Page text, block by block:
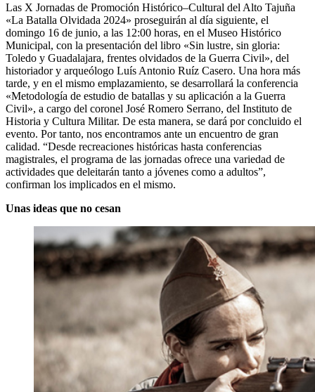
Las X Jornadas de Promoción Histórico–Cultural del Alto Tajuña
«La Batalla Olvidada 2024» proseguirán al día siguiente, el
domingo 16 de junio, a las 12:00 horas, en el Museo Histórico
Municipal, con la presentación del libro «Sin lustre, sin gloria:
Toledo y Guadalajara, frentes olvidados de la Guerra Civil», del
historiador y arqueólogo Luís Antonio Ruíz Casero. Una hora más
tarde, y en el mismo emplazamiento, se desarrollará la conferencia
«Metodología de estudio de batallas y su aplicación a la Guerra
Civil», a cargo del coronel José Romero Serrano, del Instituto de
Historia y Cultura Militar. De esta manera, se dará por concluido el
evento. Por tanto, nos encontramos ante un encuentro de gran
calidad. “Desde recreaciones históricas hasta conferencias
magistrales, el programa de las jornadas ofrece una variedad de
actividades que deleitarán tanto a jóvenes como a adultos”,
confirman los implicados en el mismo.
Unas ideas que no cesan